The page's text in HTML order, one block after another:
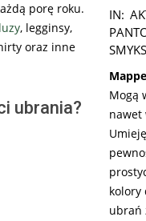
porę roku.
, legginsy,
oraz inne
ubrania?
2025-
02-
05
IN:
SMYKS
Mogą
nawet
kolory
ubrań